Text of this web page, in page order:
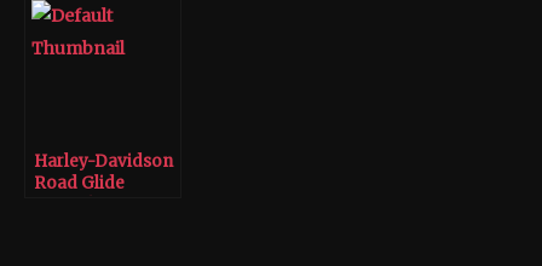
Harley-Davidson
Road Glide